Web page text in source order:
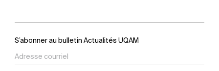
S’abonner au bulletin Actualités UQAM